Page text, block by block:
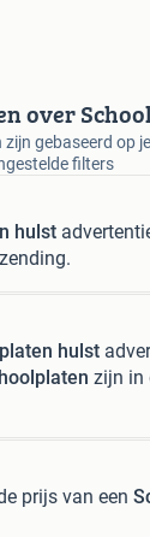
over
gebaseerd op
filters
hulst
hulst
zijn in
prijs van een